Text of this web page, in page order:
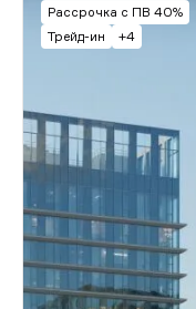
Рассрочка с ПВ 40%
Трейд-ин
+4